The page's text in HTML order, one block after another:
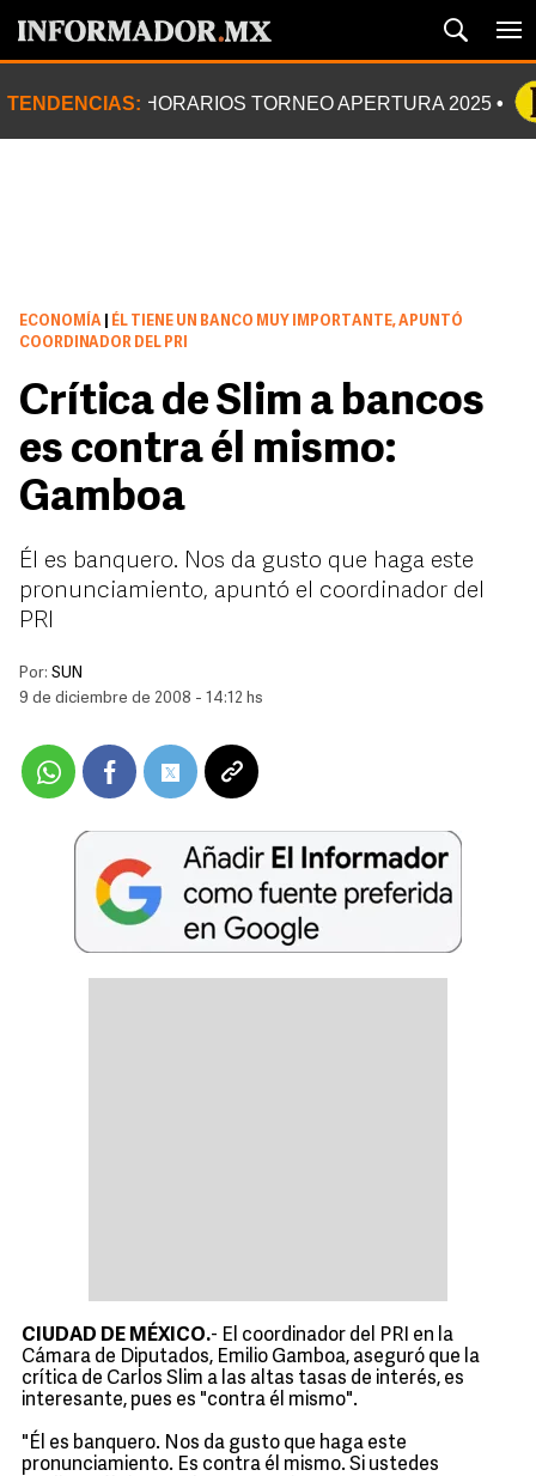
TENDENCIAS: HORARIOS TORNEO APERTURA 2025
ECONOMÍA
ÉL TIENE UN BANCO MUY IMPORTANTE, APUNTÓ
COORDINADOR DEL PRI
Crítica de Slim a bancos
es contra él mismo:
Gamboa
Él es banquero. Nos da gusto que haga este
pronunciamiento, apuntó el coordinador del
PRI
Por: SUN
9 de diciembre de 2008 - 14:12 hs
CIUDAD DE MÉXICO.- El coordinador del PRI en la
Cámara de Diputados, Emilio Gamboa, aseguró que la
crítica de Carlos Slim a las altas tasas de interés, es
interesante, pues es "contra él mismo".
"Él es banquero. Nos da gusto que haga este
pronunciamiento. Es contra él mismo. Si ustedes